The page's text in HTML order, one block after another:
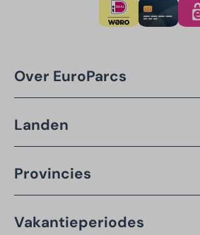
Over EuroParcs
Landen
Provincies
Vakantieperiodes